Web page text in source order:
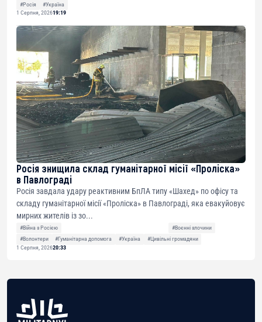
#Росія
#Україна
1 Серпня, 202619:19
Росія знищила склад гуманітарної місії «Проліска»
в Павлограді
Росія завдала удару реактивним БпЛА типу «Шахед» по офісу та
складу гуманітарної місії «Проліска» в Павлограді, яка евакуйовує
мирних жителів із зо...
#Війна з Росією
#Воєнні злочини
#Волонтери
#Гуманітарна допомога #Україна
#Цивільні громадяни
1 Серпня, 202620:33